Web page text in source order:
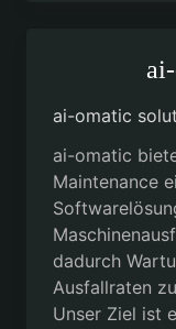
ai-omatic
ai-omatic
Maintenance
dadurch
Ausfallraten
Unser Ziel ist